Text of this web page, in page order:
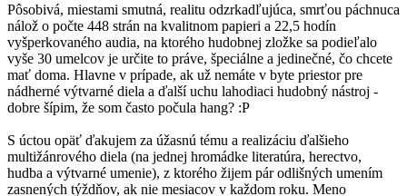
Pôsobivá, miestami smutná, realitu odzrkadľujúca, smrťou páchnuca
nálož o počte 448 strán na kvalitnom papieri a 22,5 hodín
vyšperkovaného audia, na ktorého hudobnej zložke sa podieľalo
vyše 30 umelcov je určite to práve, špeciálne a jedinečné, čo chcete
mať doma. Hlavne v prípade, ak už nemáte v byte priestor pre
nádherné výtvarné diela a ďalší uchu lahodiaci hudobný nástroj -
dobre šípim, že som často počula hang? :P
S úctou opäť ďakujem za úžasnú tému a realizáciu ďalšieho
multižánrového diela (na jednej hromádke literatúra, herectvo,
hudba a výtvarné umenie), z ktorého žijem pár odlišných umením
zasnených týždňov, ak nie mesiacov v každom roku. Meno